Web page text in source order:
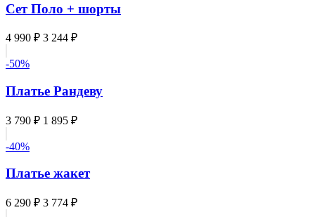
Сет Поло + шорты
4 990 ₽ 3 244 ₽
-50%
Платье Рандеву
3 790 ₽ 1 895 ₽
-40%
Платье жакет
6 290 ₽ 3 774 ₽